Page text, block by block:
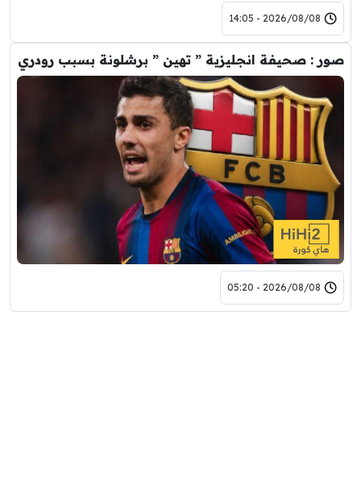
2026/08/08 - 14:05
صور : صحيفة انجليزية ” تهين ” برشلونة بسبب رودري
2026/08/08 - 05:20